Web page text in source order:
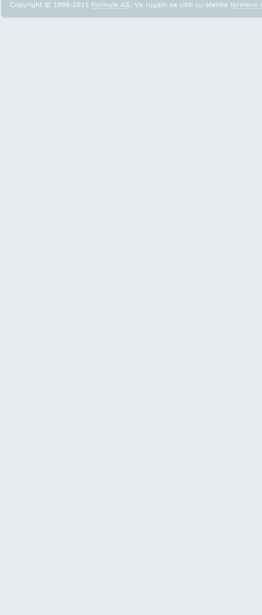
Copyright © 1998-2011 Formula AS. Va rugam sa cititi cu atentie termenii